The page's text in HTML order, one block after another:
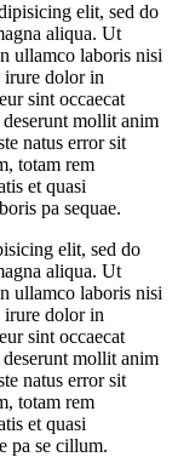
elit, sed do
aliqua. Ut
ullamco laboris nisi
irure dolor in
sint occaecat
mollit anim
natus error sit
totam rem
et quasi
pa sequae.
elit, sed do
aliqua. Ut
ullamco laboris nisi
irure dolor in
sint occaecat
mollit anim
natus error sit
totam rem
et quasi
pa se cillum.